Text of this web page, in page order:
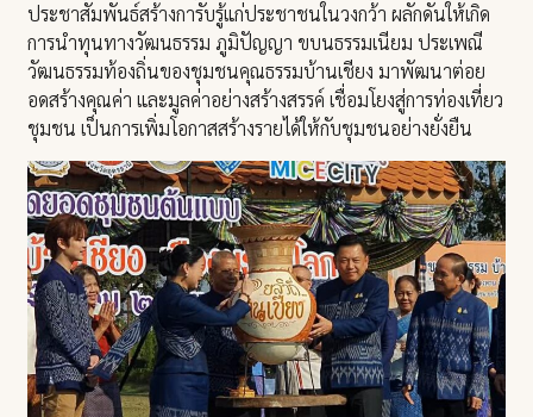
ประชาสัมพันธ์สร้างการับรู้แก่ประชาชนในวงกว้า ผลักดันให้เกิด
การนำทุนทางวัฒนธรรม ภูมิปัญญา ขบนธรรมเนียม ประเพณี
วัฒนธรรมท้องถิ่นของชุมชนคุณธรรมบ้านเชียง มาพัฒนาต่อย
อดสร้างคุณค่า และมูลค่าอย่างสร้างสรรค์ เชื่อมโยงสู่การท่องเที่ยว
ชุมชน เป็นการเพิ่มโอกาสสร้างรายได้ให้กับชุมชนอย่างยั่งยืน